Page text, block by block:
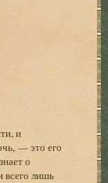
и
— это его
о
всего лишь